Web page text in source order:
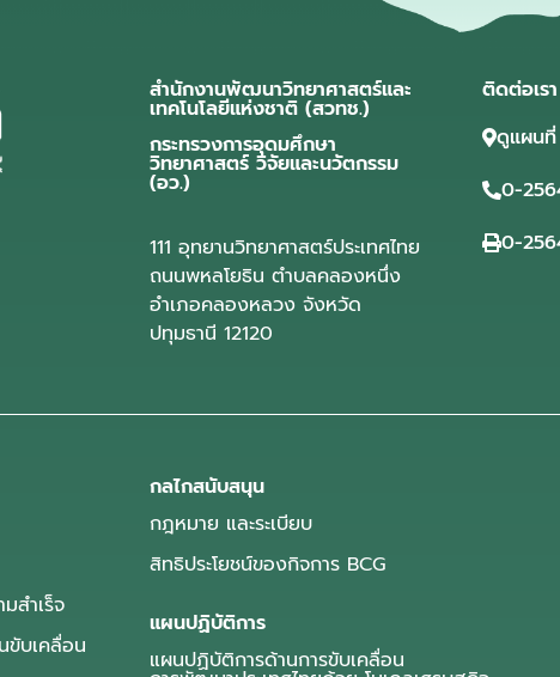
สำนักงานพัฒนาวิทยาศาสตร์และ
เทคโนโลยีแห่งชาติ (สวทช.)
กระทรวงการอุดมศึกษา
วิทยาศาสตร์ วิจัยและนวัตกรรม
(อว.)
111 อุทยานวิทยาศาสตร์ประเทศไทย
ถนนพหลโยธิน ตำบลคลองหนึ่ง
อำเภอคลองหลวง จังหวัด
ปทุมธานี 12120
ติดต่อเรา
ดูแผนที่
0-
0-
สำเร็จ
ขับเคลื่อน
กลไกสนับสนุน
กฎหมาย และระเบียบ
สิทธิประโยชน์ของกิจการ BCG
แผนปฏิบัติการ
แผนปฏิบัติการด้านการขับเคลื่อน